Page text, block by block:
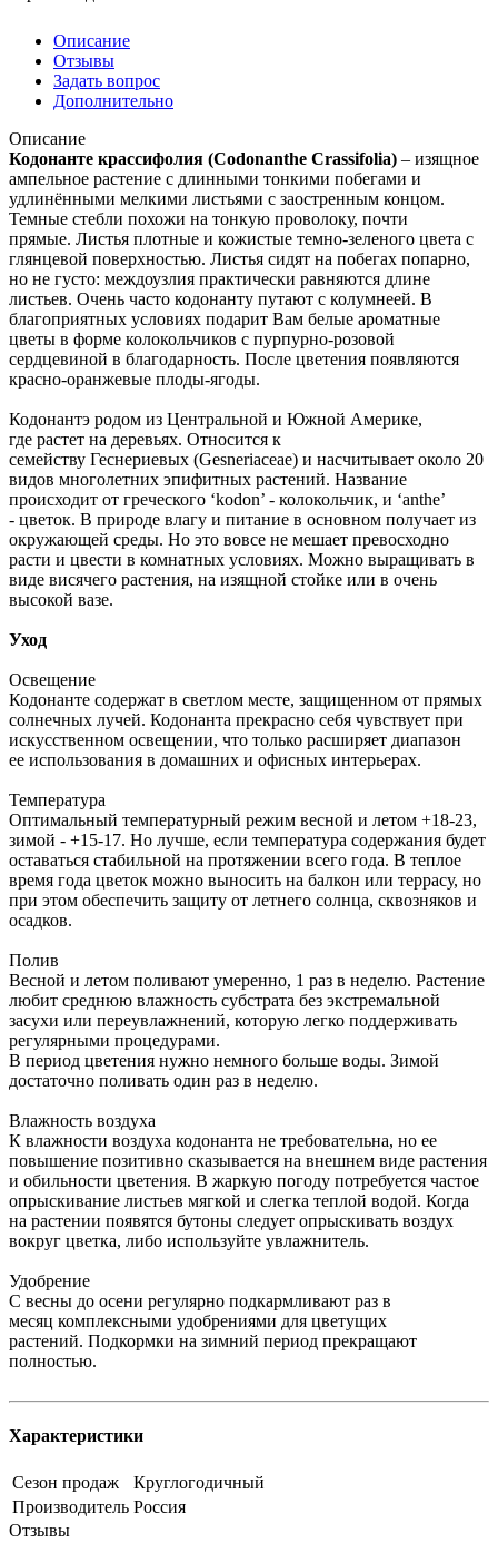
Описание
Отзывы
Задать вопрос
Дополнительно
Описание
Кодонанте крассифолия (Codonanthe Crassifolia) – изящное
ампельное растение с длинными тонкими побегами и
удлинёнными мелкими листьями с заостренным концом.
Темные стебли похожи на тонкую проволоку, почти
прямые. Листья плотные и кожистые темно-зеленого цвета с
глянцевой поверхностью. Листья сидят на побегах попарно,
но не густо: междоузлия практически равняются длине
листьев. Очень часто кодонанту путают с колумнеей. В
благоприятных условиях подарит Вам белые ароматные
цветы в форме колокольчиков с пурпурно-розовой
сердцевиной в благодарность. После цветения появляются
красно-оранжевые плоды-ягоды.
Кодонантэ родом из Центральной и Южной Америке,
где растет на деревьях. Относится к
семейству Геснериевых (Gesneriaceae) и насчитывает около 20
видов многолетних эпифитных растений. Название
происходит от греческого ‘kodon’ - колокольчик, и ‘аnthe’
- цветок. В природе влагу и питание в основном получает из
окружающей среды. Но это вовсе не мешает превосходно
расти и цвести в комнатных условиях. Можно выращивать в
виде висячего растения, на изящной стойке или в очень
высокой вазе.
Уход
Освещение
Кодонанте содержат в светлом месте, защищенном от прямых
солнечных лучей. Кодонанта прекрасно себя чувствует при
искусственном освещении, что только расширяет диапазон
ее использования в домашних и офисных интерьерах.
Температура
Оптимальный температурный режим весной и летом +18-23,
зимой - +15-17. Но лучше, если температура содержания будет
оставаться стабильной на протяжении всего года. В теплое
время года цветок можно выносить на балкон или террасу, но
при этом обеспечить защиту от летнего солнца, сквозняков и
осадков.
Полив
Весной и летом поливают умеренно, 1 раз в неделю. Растение
любит среднюю влажность субстрата без экстремальной
засухи или переувлажнений, которую легко поддерживать
регулярными процедурами.
В период цветения нужно немного больше воды. Зимой
достаточно поливать один раз в неделю.
Влажность воздуха
К влажности воздуха кодонанта не требовательна, но ее
повышение позитивно сказывается на внешнем виде растения
и обильности цветения. В жаркую погоду потребуется частое
опрыскивание листьев мягкой и слегка теплой водой. Когда
на растении появятся бутоны следует опрыскивать воздух
вокруг цветка, либо используйте увлажнитель.
Удобрение
С весны до осени регулярно подкармливают раз в
месяц комплексными удобрениями для цветущих
растений. Подкормки на зимний период прекращают
полностью.
Характеристики
Сезон продаж
Круглогодичный
Производитель Россия
Отзывы